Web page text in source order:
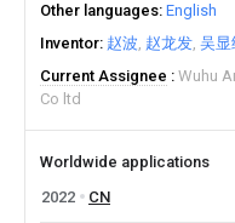
Other languages English
Inventor 赵波 赵龙发 吴显
Current Assignee
Wuhu
Co ltd
Worldwide applications
2022
CN